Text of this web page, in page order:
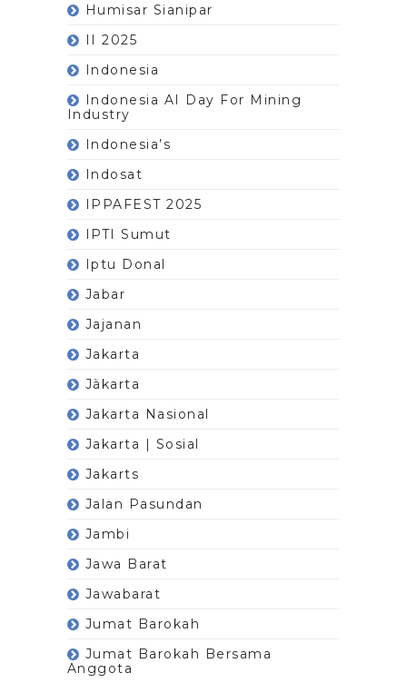
Humisar Sianipar
II 2025
Indonesia
Indonesia AI Day For Mining
Industry
Indonesia’s
Indosat
IPPAFEST 2025
IPTI Sumut
Iptu Donal
Jabar
Jajanan
Jakarta
Jàkarta
Jakarta Nasional
Jakarta | Sosial
Jakarts
Jalan Pasundan
Jambi
Jawa Barat
Jawabarat
Jumat Barokah
Jumat Barokah Bersama
Anggota